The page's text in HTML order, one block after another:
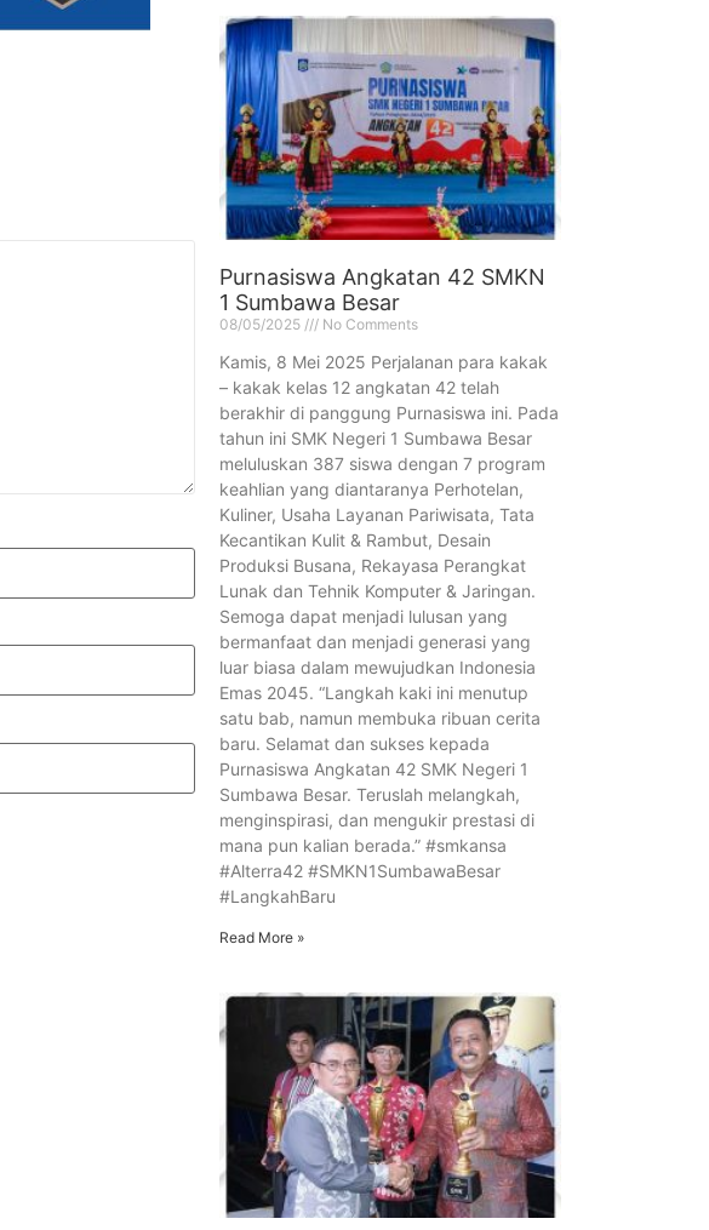
Purnasiswa Angkatan 42 SMKN
1 Sumbawa Besar
08/05/2025 No Comments
Kamis, 8 Mei 2025 Perjalanan para kakak
– kakak kelas 12 angkatan 42 telah
berakhir di panggung Purnasiswa ini. Pada
tahun ini SMK Negeri 1 Sumbawa Besar
meluluskan 387 siswa dengan 7 program
keahlian yang diantaranya Perhotelan,
Kuliner, Usaha Layanan Pariwisata, Tata
Kecantikan Kulit & Rambut, Desain
Produksi Busana, Rekayasa Perangkat
Lunak dan Tehnik Komputer & Jaringan.
Semoga dapat menjadi lulusan yang
bermanfaat dan menjadi generasi yang
luar biasa dalam mewujudkan Indonesia
Emas 2045. “Langkah kaki ini menutup
satu bab, namun membuka ribuan cerita
baru. Selamat dan sukses kepada
Purnasiswa Angkatan 42 SMK Negeri 1
Sumbawa Besar. Teruslah melangkah,
menginspirasi, dan mengukir prestasi di
mana pun kalian berada.” #smkansa
#Alterra42 #SMKN1SumbawaBesar
#LangkahBaru
Read More »